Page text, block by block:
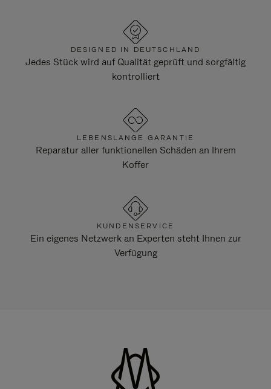
DESIGNED IN DEUTSCHLAND
Jedes Stück wird auf Qualität geprüft und sorgfältig
kontrolliert
LEBENSLANGE GARANTIE
Reparatur aller funktionellen Schäden an Ihrem
Koffer
KUNDENSERVICE
Ein eigenes Netzwerk an Experten steht Ihnen zur
Verfügung